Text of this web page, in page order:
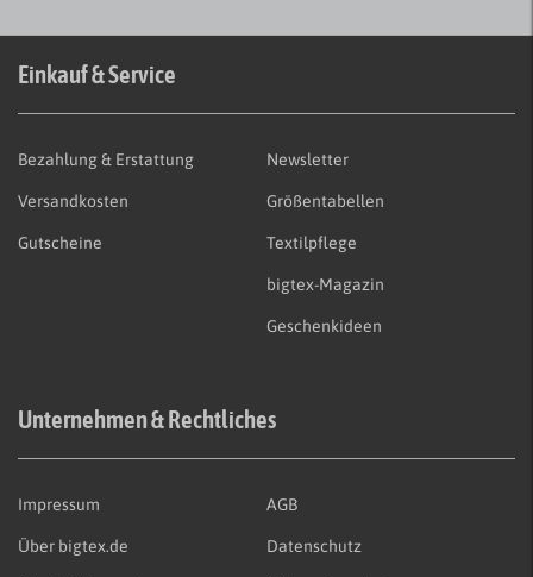
Einkauf & Service
Bezahlung & Erstattung
Versandkosten
Gutscheine
Newsletter
Größentabellen
Textilpflege
bigtex-Magazin
Geschenkideen
Unternehmen & Rechtliches
Impressum
Über bigtex.de
AGB
Datenschutz